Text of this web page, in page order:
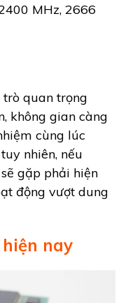
MHz, 2666
quan trọng
không gian càng
cùng lúc
nhiên, nếu
gặp phải hiện
động vượt dung
nay